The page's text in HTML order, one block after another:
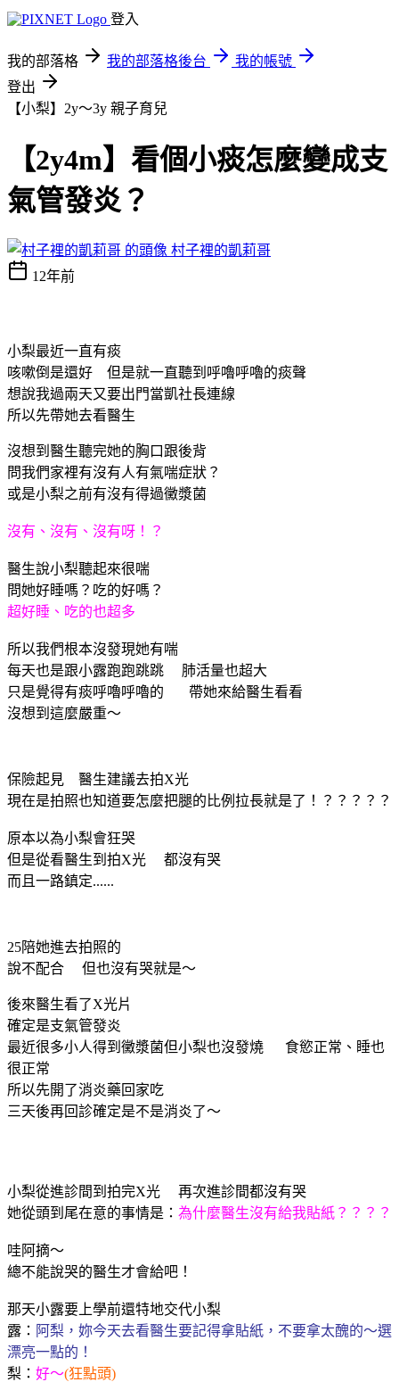
登入
我的部落格 我的部落格後台
我的帳號
登出
【小梨】2y～3y 親子育兒
【2y4m】看個小痰怎麼變成支
氣管發炎？
村子裡的凱莉哥
12年前
小梨最近一直有痰
咳嗽倒是還好 但是就一直聽到呼嚕呼嚕的痰聲
想說我過兩天又要出門當凱社長連線
所以先帶她去看醫生
沒想到醫生聽完她的胸口跟後背
問我們家裡有沒有人有氣喘症狀？
或是小梨之前有沒有得過黴漿菌
沒有、沒有、沒有呀！？
醫生說小梨聽起來很喘
問她好睡嗎？吃的好嗎？
超好睡、吃的也超多
所以我們根本沒發現她有喘
每天也是跟小露跑跑跳跳 肺活量也超大
只是覺得有痰呼嚕呼嚕的 帶她來給醫生看看
沒想到這麼嚴重～
保險起見 醫生建議去拍X光
現在是拍照也知道要怎麼把腿的比例拉長就是了！？？？？？
原本以為小梨會狂哭
但是從看醫生到拍X光 都沒有哭
而且一路鎮定......
25陪她進去拍照的
說不配合 但也沒有哭就是～
後來醫生看了X光片
確定是支氣管發炎
最近很多小人得到黴漿菌但小梨也沒發燒 食慾正常、睡也
很正常
所以先開了消炎藥回家吃
三天後再回診確定是不是消炎了～
小梨從進診間到拍完X光 再次進診間都沒有哭
她從頭到尾在意的事情是： 為什麼醫生沒有給我貼紙？？？？
哇阿摘～
總不能說哭的醫生才會給吧！
那天小露要上學前還特地交代小梨
露： 阿梨，妳今天去看醫生要記得拿貼紙，不要拿太醜的～選
漂亮一點的！
梨： 好～(狂點頭)